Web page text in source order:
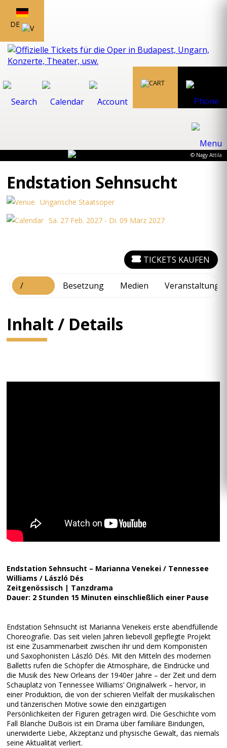
DE
© Nagy Attila
Endstation Sehnsucht
Ungarische Staatsoper
Sa. 27 Feb. 2027 - Di. 09 März 2027
/
Besetzung Medien
TICKETS KAUFEN
Inhalt / Details
Endstation Sehnsucht – Marianna Venekei / Tennessee
Williams / László Dés
Zeitgenössisch | Tanzdrama
Dauer: 2 Stunden 15 Minuten einschließlich einer Pause
Endstation Sehnsucht ist Marianna Venekeis erste abendfüllende
Choreografie. Das seit vielen Jahren liebevoll gepflegte Projekt
ist eine Zusammenarbeit zwischen ihr und dem Komponisten
und Saxophonisten László Dés. Mit den Mitteln des modernen
Balletts rufen die Schöpfer die Atmosphäre, die Eindrücke und
die Musik des New Orleans der 1940er Jahre – der Zeit und dem
Schauplatz von Tennessee Williams’ Originalwerk – hervor, in
einer Produktion, die von der schieren Vielfalt der musikalischen
und tänzerischen Motive sowie den einzigartigen
Persönlichkeiten der Figuren getragen wird. Die Geschichte vom
Fall Blanche DuBois ist ein Drama über familiäre Bindungen,
unerwiderte Liebe, Akzeptanz und physische Gewalt, das niemals
seine Aktualität verliert.